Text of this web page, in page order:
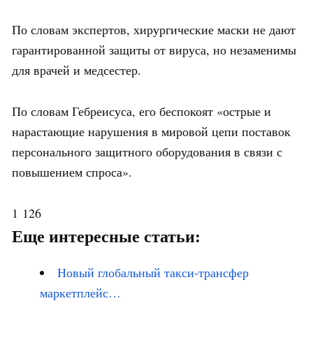
По словам экспертов, хирургические маски не дают
гарантированной защиты от вируса, но незаменимы
для врачей и медсестер.
По словам Гебреисуса, его беспокоят «острые и
нарастающие нарушения в мировой цепи поставок
персонального защитного оборудования в связи с
повышением спроса».
1 126
Еще интересные статьи:
Новый глобальный такси-трансфер
маркетплейс…